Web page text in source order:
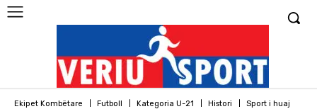
Ekipet Kombëtare Futboll Kategoria U-21 Histori
Sport i huaj